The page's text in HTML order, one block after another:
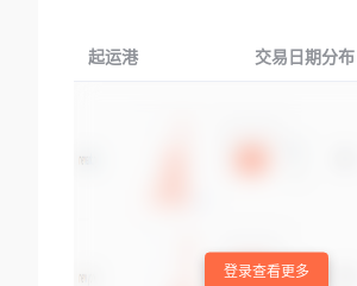
起运港 交易日期分布
登录查看更多